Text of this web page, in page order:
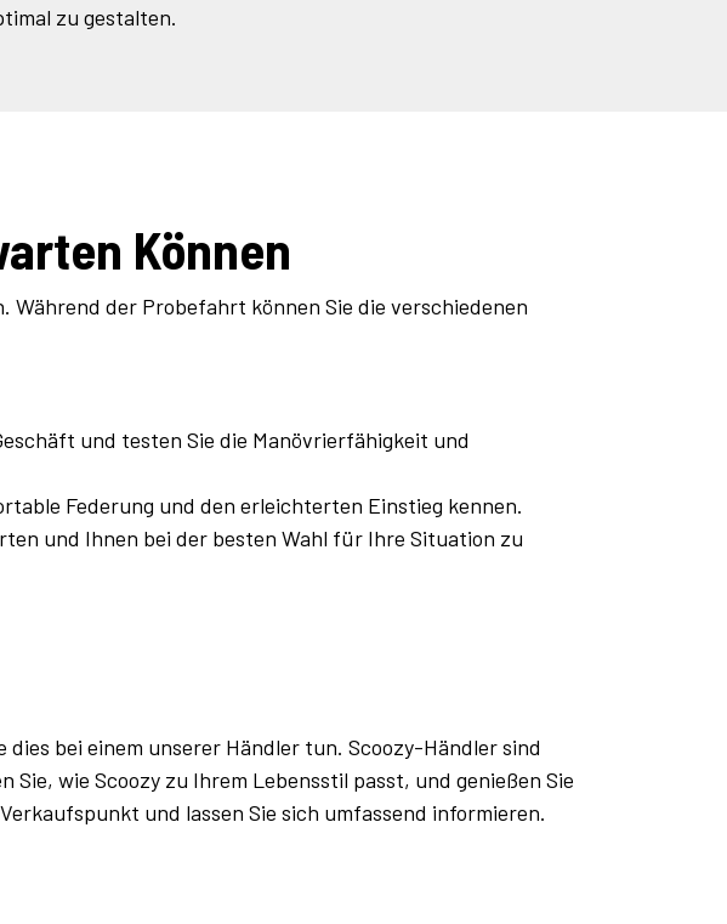
zu gestalten.
Können
der Probefahrt können Sie die verschiedenen
und testen Sie die Manövrierfähigkeit und
Federung und den erleichterten Einstieg kennen.
und Ihnen bei der besten Wahl für Ihre Situation zu
bei einem unserer Händler tun. Scoozy-Händler sind
wie Scoozy zu Ihrem Lebensstil passt, und genießen Sie
und lassen Sie sich umfassend informieren.